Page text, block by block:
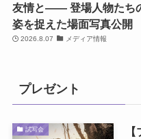
友情と―― 登場人物たち
姿を捉えた場面写真公開
2026.8.07 メディア情報
プレゼント
試写会